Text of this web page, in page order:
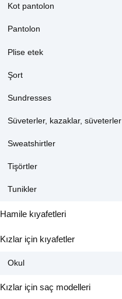
Kot pantolon
Pantolon
Plise etek
Şort
Sundresses
Süveterler, kazaklar, süveterler
Sweatshirtler
Tişörtler
Tunikler
Hamile kıyafetleri
Kızlar için kıyafetler
Okul
Kızlar için saç modelleri